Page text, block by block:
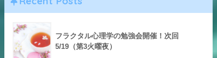
フラクタル心理学の勉強会開催！次回
5/19（第3火曜夜）